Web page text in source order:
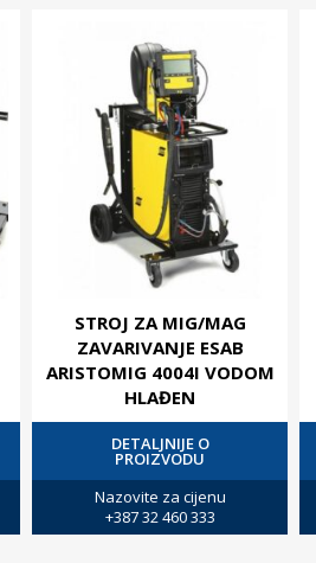
STROJ ZA MIG/MAG
ZAVARIVANJE ESAB
ARISTOMIG 4004I VODOM
HLAĐEN
DETALJNIJE O
PROIZVODU
Nazovite za cijenu
+387 32 460 333